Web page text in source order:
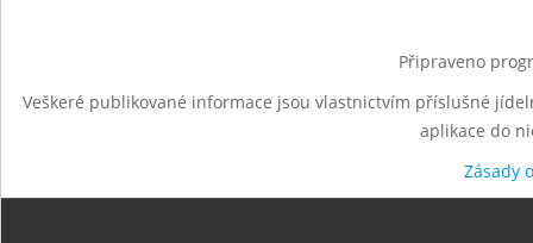
Připraveno
Veškeré publikované informace jsou vlastnictvím příslušné
aplikace do
Zásady